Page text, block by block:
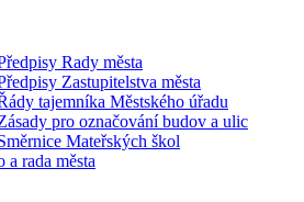
Rady města
Zastupitelstva města
tajemníka Městského úřadu
pro označování budov a ulic
Mateřských škol
a rada města